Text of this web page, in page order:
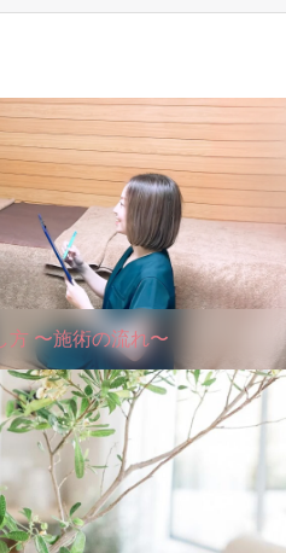
方 〜施術の流れ〜